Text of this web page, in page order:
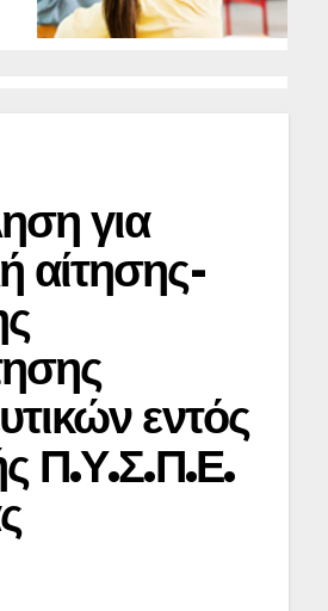
για
αίτησης-
εντός
Π.Υ.Σ.Π.Ε.